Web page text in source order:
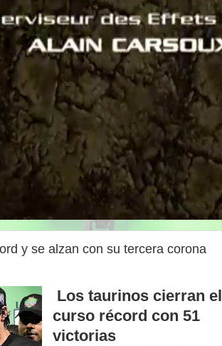
y se alzan con su tercera corona
Los taurinos cierran el
curso récord con 51
victorias